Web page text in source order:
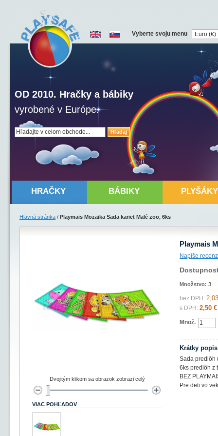
Hľadaj
OD 2010. Hračky a bábiky
vyrobené v Európe.
Vyberte svoju menu
HRAČKY BÁBIKY PLYŠÁKY
Hlavná stránka / Playmais Mozaika Sada kariet Malé zoo, 6ks
Playmais
Napíše
Množstvo: 3
bez DPH:
s DPH: 2,50 €
Množ.
Krátky popis
Sada predlôh
6ks predlôh z
BEZ
Pre deti vo
Dvojitým klikom sa obrazok zobrazi celý
VIAC POHĽADOV